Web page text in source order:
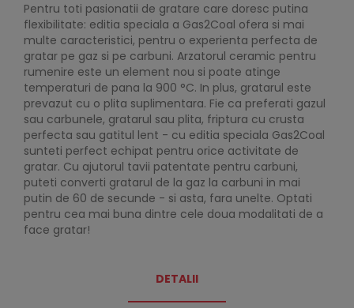
Pentru toti pasionatii de gratare care doresc putina
flexibilitate: editia speciala a Gas2Coal ofera si mai
multe caracteristici, pentru o experienta perfecta de
gratar pe gaz si pe carbuni. Arzatorul ceramic pentru
rumenire este un element nou si poate atinge
temperaturi de pana la 900 °C. In plus, gratarul este
prevazut cu o plita suplimentara. Fie ca preferati gazul
sau carbunele, gratarul sau plita, friptura cu crusta
perfecta sau gatitul lent - cu editia speciala Gas2Coal
sunteti perfect echipat pentru orice activitate de
gratar. Cu ajutorul tavii patentate pentru carbuni,
puteti converti gratarul de la gaz la carbuni in mai
putin de 60 de secunde - si asta, fara unelte. Optati
pentru cea mai buna dintre cele doua modalitati de a
face gratar!
DETALII